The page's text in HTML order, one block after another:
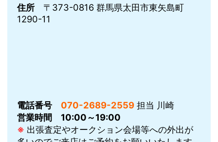
住所 〒373-0816 群馬県太田市東矢島町
1290-11
電話番号 070-2689-2559 担当 川崎
営業時間
10:00～19:00
※ 出張査定やオークション会場等への外出が